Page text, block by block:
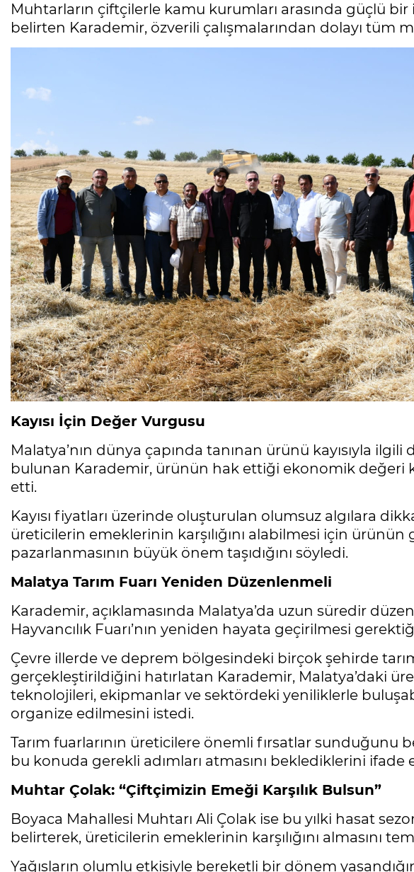
Muhtarların çiftçilerle kamu kurumları arasında güçlü
belirten Karademir, özverili çalışmalarından dolayı tüm
Kayısı İçin Değer Vurgusu
Malatya’nın dünya çapında tanınan ürünü kayısıyla
bulunan Karademir, ürünün hak ettiği ekonomik değeri
etti.
Kayısı fiyatları üzerinde oluşturulan olumsuz algılara
üreticilerin emeklerinin karşılığını alabilmesi için
pazarlanmasının büyük önem taşıdığını söyledi.
Malatya Tarım Fuarı Yeniden Düzenlenmeli
Karademir, açıklamasında Malatya’da uzun süredir
Hayvancılık Fuarı’nın yeniden hayata geçirilmesi
Çevre illerde ve deprem bölgesindeki birçok şehirde
gerçekleştirildiğini hatırlatan Karademir, Malatya’daki
teknolojileri, ekipmanlar ve sektördeki yeniliklerle
organize edilmesini istedi.
Tarım fuarlarının üreticilere önemli fırsatlar sunduğunu
bu konuda gerekli adımları atmasını beklediklerini ifade
Muhtar Çolak: “Çiftçimizin Emeği Karşılık Bulsun”
Boyaca Mahallesi Muhtarı Ali Çolak ise bu yılki hasat
belirterek, üreticilerin emeklerinin karşılığını almasını
Yağışların olumlu etkisiyle bereketli bir dönem